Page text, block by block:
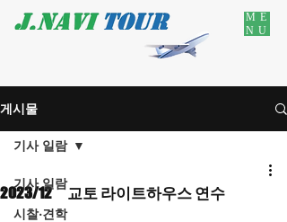
ME
NU
게시물
기사 일람
시찰·견학
기사 일람
2023/12 교토 라이트하우스 연수